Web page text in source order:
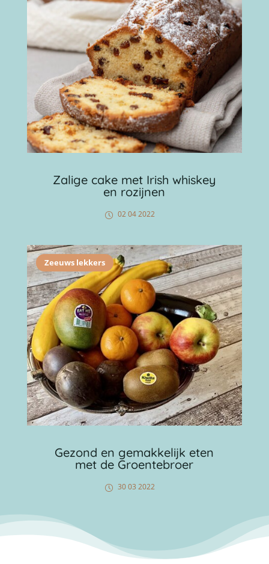
Zalige cake met Irish whiskey
en rozijnen
02 04 2022
Zeeuws lekkers
Gezond en gemakkelijk eten
met de Groentebroer
30 03 2022